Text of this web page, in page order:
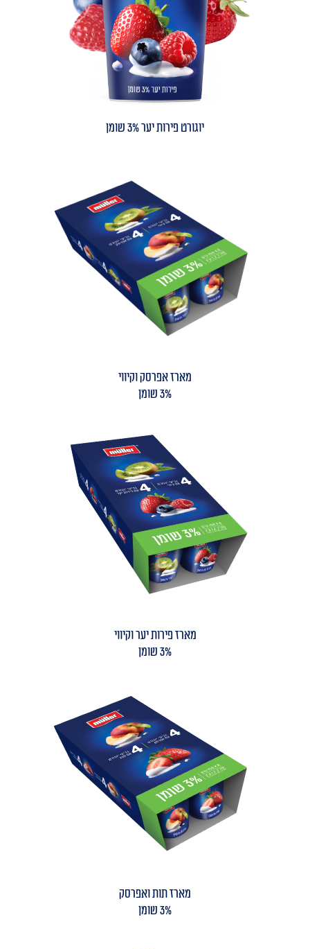
יוגורט פירות יער 3% שומן
מארז אפרסק וקיווי
3% שומן
מארז פירות יער וקיווי
3% שומן
מארז תות ואפרסק
3% שומן